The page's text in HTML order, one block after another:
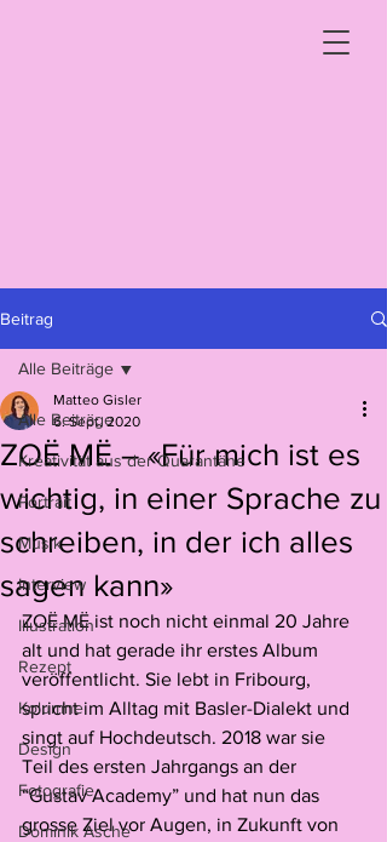
Beitrag
Alle Beiträge
Kreativität aus der Quarantäne
Portrait
Musik
Interview
Illustration
Rezept
Kolumne
Design
Fotografie
Dominik Asche
Alle Beiträge
ZOË MË – «Für mich ist es
wichtig, in einer Sprache zu
schreiben, in der ich alles
sagen kann»
Matteo Gisler
6. Sept. 2020
ZOË MË ist noch nicht einmal 20 Jahre
alt und hat gerade ihr erstes Album
veröffentlicht. Sie lebt in Fribourg,
spricht im Alltag mit Basler-Dialekt und
singt auf Hochdeutsch. 2018 war sie
Teil des ersten Jahrgangs an der
“Gustav Academy” und hat nun das
grosse Ziel vor Augen, in Zukunft von